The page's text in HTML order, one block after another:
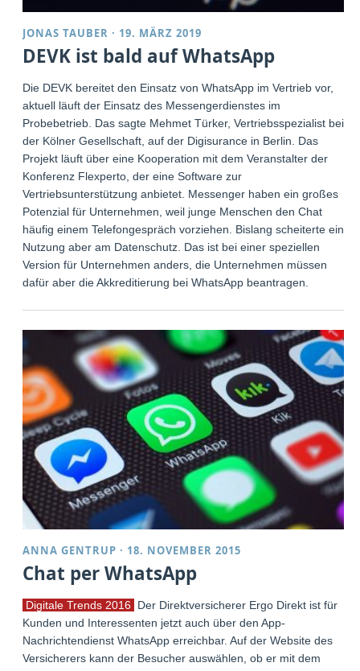
JONAS TAUBER · 19. MÄRZ 2019
DEVK ist bald auf WhatsApp
Die DEVK bereitet den Einsatz von WhatsApp im Vertrieb vor,
aktuell läuft der Einsatz des Messengerdienstes im
Probebetrieb. Das sagte Mehmet Türker, Vertriebsspezialist bei
der Kölner Gesellschaft, auf der Digisurance in Berlin. Das
Projekt läuft über eine Kooperation mit dem Veranstalter der
Konferenz Flexperto, der eine Software zur
Vertriebsunterstützung anbietet. Messenger haben ein großes
Potenzial für Unternehmen, weil junge Menschen den Chat
häufig einem Telefongespräch vorziehen. Bislang scheiterte eine
Nutzung aber am Datenschutz. Das ist bei einer speziellen
Version für Unternehmen anders, die Unternehmen müssen
dafür aber die Akkreditierung bei WhatsApp beantragen.
ANNA GENTRUP · 18. NOVEMBER 2015
Chat per WhatsApp
Digitale Trends 2016
Der Direktversicherer Ergo Direkt ist für
Kunden und Interessenten jetzt auch über den App-
Nachrichtendienst WhatsApp erreichbar. Auf der Website des
Versicherers kann der Besucher auswählen, ob er mit dem